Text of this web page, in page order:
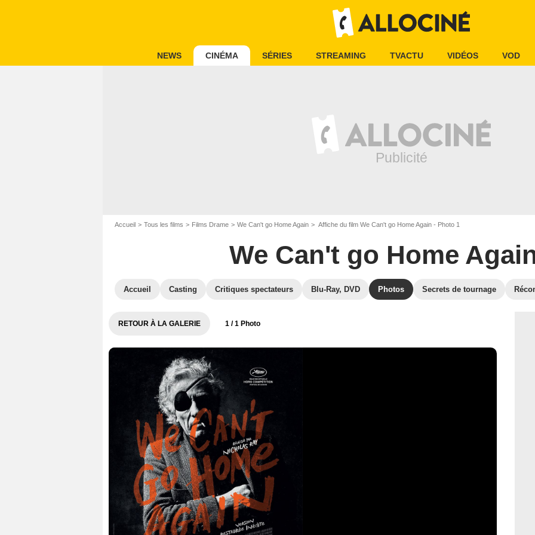
NEWS CINÉMA SÉRIES STREAMING TVACTU VIDÉOS VOD
Accueil Tous les films Films Drame We Can't go Home Again Affiche du film We Can't go Home Again - Photo 1
We Can't go Home
Accueil Casting Critiques spectateurs Blu-Ray, DVD Photos Secrets de tournage
RETOUR À LA GALERIE 1 / 1 Photo